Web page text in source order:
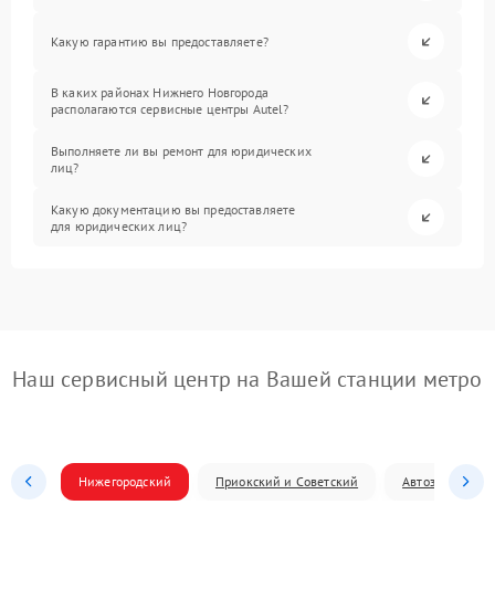
Какую гарантию вы предоставляете?
В каких районах Нижнего Новгорода
располагаются сервисные центры Autel?
Выполняете ли вы ремонт для юридических
лиц?
Какую документацию вы предоставляете
для юридических лиц?
Наш сервисный центр на Вашей станции метро
Нижегородский Приокский и Советский Автозаводский